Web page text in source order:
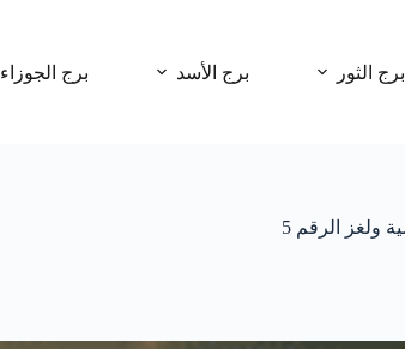
برج الثور برج الأسد برج الجوزاء